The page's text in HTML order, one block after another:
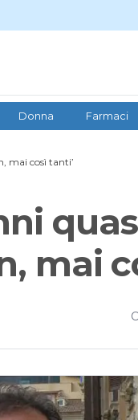
Donna Farmaci
mai così tanti’
mai